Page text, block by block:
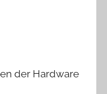
der Hardware